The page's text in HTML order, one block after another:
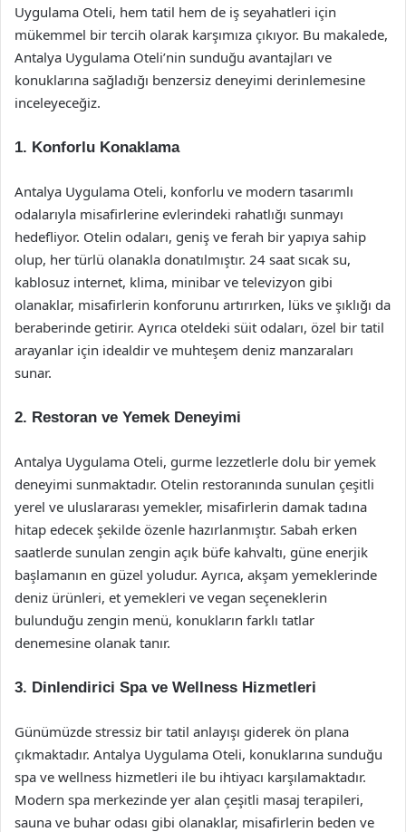
Uygulama Oteli, hem tatil hem de iş seyahatleri için
mükemmel bir tercih olarak karşımıza çıkıyor. Bu makalede,
Antalya Uygulama Oteli’nin sunduğu avantajları ve
konuklarına sağladığı benzersiz deneyimi derinlemesine
inceleyeceğiz.
1. Konforlu Konaklama
Antalya Uygulama Oteli, konforlu ve modern tasarımlı
odalarıyla misafirlerine evlerindeki rahatlığı sunmayı
hedefliyor. Otelin odaları, geniş ve ferah bir yapıya sahip
olup, her türlü olanakla donatılmıştır. 24 saat sıcak su,
kablosuz internet, klima, minibar ve televizyon gibi
olanaklar, misafirlerin konforunu artırırken, lüks ve şıklığı da
beraberinde getirir. Ayrıca oteldeki süit odaları, özel bir tatil
arayanlar için idealdir ve muhteşem deniz manzaraları
sunar.
2. Restoran ve Yemek Deneyimi
Antalya Uygulama Oteli, gurme lezzetlerle dolu bir yemek
deneyimi sunmaktadır. Otelin restoranında sunulan çeşitli
yerel ve uluslararası yemekler, misafirlerin damak tadına
hitap edecek şekilde özenle hazırlanmıştır. Sabah erken
saatlerde sunulan zengin açık büfe kahvaltı, güne enerjik
başlamanın en güzel yoludur. Ayrıca, akşam yemeklerinde
deniz ürünleri, et yemekleri ve vegan seçeneklerin
bulunduğu zengin menü, konukların farklı tatlar
denemesine olanak tanır.
3. Dinlendirici Spa ve Wellness Hizmetleri
Günümüzde stressiz bir tatil anlayışı giderek ön plana
çıkmaktadır. Antalya Uygulama Oteli, konuklarına sunduğu
spa ve wellness hizmetleri ile bu ihtiyacı karşılamaktadır.
Modern spa merkezinde yer alan çeşitli masaj terapileri,
sauna ve buhar odası gibi olanaklar, misafirlerin beden ve